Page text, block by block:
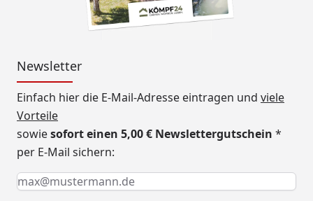
Newsletter
Einfach hier die E-Mail-Adresse eintragen und viele
Vorteile
sowiesofort einen 5,00 € Newslettergutschein *
per E-Mail sichern:
Keine Eingabe erforderlich
Eingabe erforderlich
E-Mail *